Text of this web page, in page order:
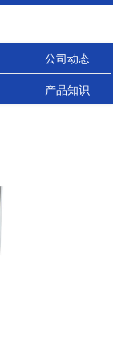
公司动态
产品知识